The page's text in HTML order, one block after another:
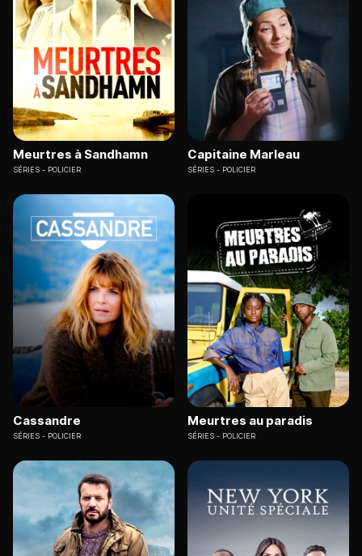
Meurtres à Sandhamn
SÉRIES POLICIER
Capitaine Marleau
SÉRIES POLICIER
Cassandre
SÉRIES POLICIER
Meurtres au paradis
SÉRIES POLICIER